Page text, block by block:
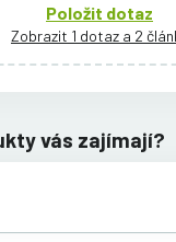
Položit dotaz
Zobrazit 1 dotaz a 2
vás zajímají?